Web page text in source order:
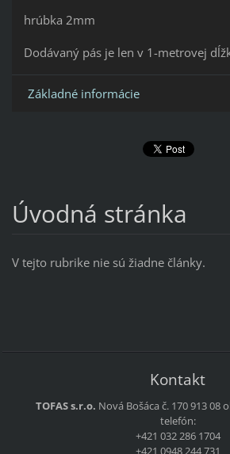
hrúbka 2mm
Dodávaný pás je len v 1-metrovej
Základné informácie
Úvodná stránka
V tejto rubrike nie sú žiadne články.
Kontakt
TOFAS s.r.o. Nová Bošáca č. 170913 08
telefón:
+421 032 286 1704
+421 0948 244 731